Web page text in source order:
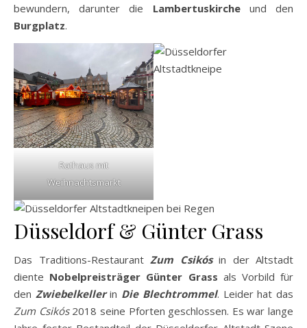
bewundern, darunter die Lambertuskircheund den
Burgplatz.
Rathaus mit
Weihnachtsmarkt
Düsseldorf & Günter Grass
Das Traditions-Restaurant Zum Csikósin der Altstadt
diente Nobelpreisträger Günter Grass als Vorbild für
den Zwiebelkellerin Die Blechtrommel. Leider hat das
Zum Csikós2018 seine Pforten geschlossen. Es war lange